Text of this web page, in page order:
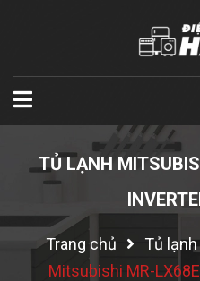
TỦ LẠNH
Trang chủ Tủ
Mitsubishi MR-